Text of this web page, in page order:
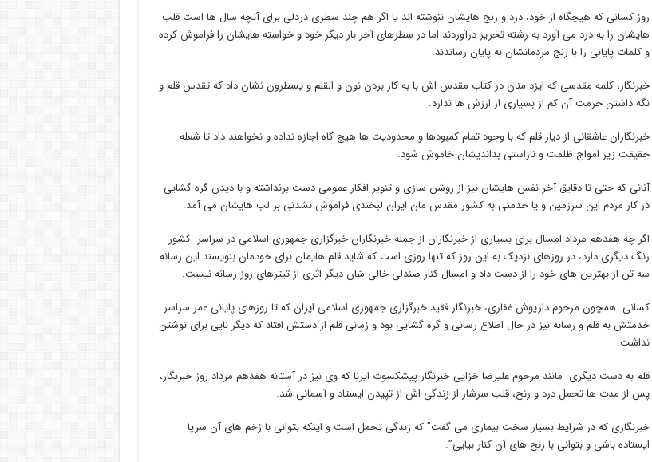
روز کسانی که هیچگاه از خود، درد و رنج هایشان ننوشته اند یا اگر هم چند سطری دردلی برای آنچه سال ها است قلب
هایشان را به درد می آورد به رشته تحریر درآوردند اما در سطرهای آخر بار دیگر خود و خواسته هایشان را فراموش کرده
و کلمات پایانی را با رنج مردمانشان به پایان رساندند.
خبرنگار، کلمه مقدسی که ایزد منان در کتاب مقدس اش با به کار بردن نون و القلم و یسطرون نشان داد که تقدس قلم و
نگه داشتن حرمت آن کم از بسیاری از ارزش ها ندارد.
خبرنگاران عاشقانی از دیار قلم که با وجود تمام کمبودها و محدودیت ها هیچ گاه اجازه نداده و نخواهند داد تا شعله
حقیقت زیر امواج ظلمت و ناراستی بداندیشان خاموش شود.
آنانی که حتی تا دقایق آخر نفس هایشان نیز از روشن سازی و تنویر افکار عمومی دست برنداشته و با دیدن گره گشایی
در کار مردم این سرزمین و یا خدمتی به کشور مقدس مان ایران لبخندی فراموش نشدنی بر لب هایشان می آمد.
اگر چه هفدهم مرداد امسال برای بسیاری از خبرنگاران از جمله خبرنگاران خبرگزاری جمهوری اسلامی در سراسر کشور
رنگ دیگری دارد، در روزهای نزدیک به این روز که تنها روزی است که شاید قلم هایمان برای خودمان بنویسند این رسانه
سه تن از بهترین های خود را از دست داد و امسال کنار صندلی خالی شان دیگر اثری از تیترهای روز رسانه نیست.
کسانی همچون مرحوم داریوش غفاری، خبرنگار فقید خبرگزاری جمهوری اسلامی ایران که تا روزهای پایانی عمر سراسر
خدمتش به قلم و رسانه نیز در حال اطلاع رسانی و گره گشایی بود و زمانی قلم از دستش افتاد که دیگر نایی برای نوشتن
نداشت.
قلم به دست دیگری مانند مرحوم علیرضا خزایی خبرنگار پیشکسوت ایرنا که وی نیز در آستانه هفدهم مرداد روز خبرنگار،
پس از مدت ها تحمل درد و رنج، قلب سرشار از زندگی اش از تپیدن ایستاد و آسمانی شد.
خبرنگاری که در شرایط بسیار سخت بیماری می گفت” که زندگی تحمل است و اینکه بتوانی با زخم های آن سرپا
ایستاده باشی و بتوانی با رنج های آن کنار بیایی”.